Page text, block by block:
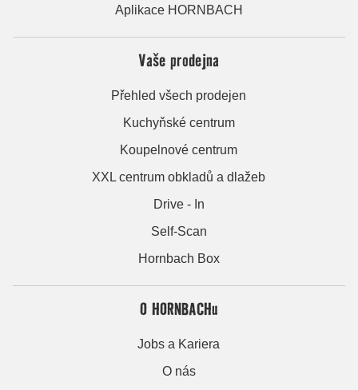
Aplikace HORNBACH
Vaše prodejna
Přehled všech prodejen
Kuchyňské centrum
Koupelnové centrum
XXL centrum obkladů a dlažeb
Drive - In
Self-Scan
Hornbach Box
O HORNBACHu
Jobs a Kariera
O nás